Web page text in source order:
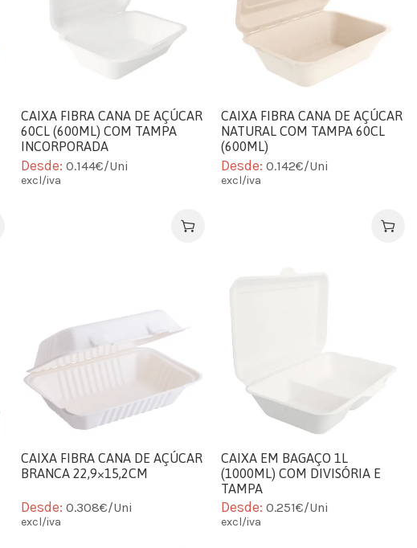
CAIXA FIBRA CANA DE AÇÚCAR
60CL (600ML) COM TAMPA
INCORPORADA
Desde:0.144€/Uni
excl/iva
CAIXA FIBRA CANA DE AÇÚCAR
NATURAL COM TAMPA 60CL
(600ML)
Desde:0.142€/Uni
excl/iva
CAIXA FIBRA CANA DE AÇÚCAR
BRANCA 22,9×15,2CM
Desde:0.308€/Uni
excl/iva
CAIXA EM BAGAÇO 1L
(1000ML) COM DIVISÓRIA E
TAMPA
Desde:0.251€/Uni
excl/iva